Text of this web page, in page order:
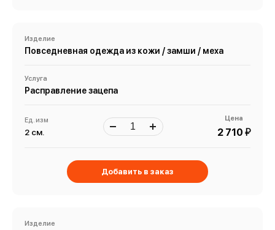
Изделие
Повседневная одежда из кожи / замши / меха
Услуга
Расправление зацепа
Ед. изм
2 см.
Цена
2 710 й
Добавить в заказ
Изделие